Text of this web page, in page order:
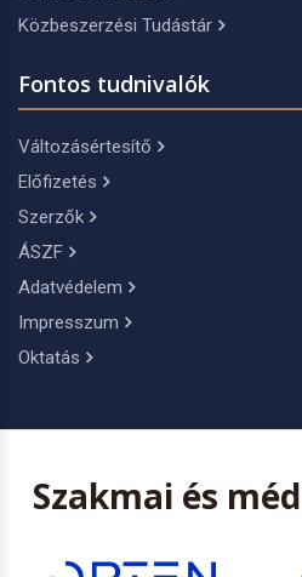
Közbeszerzési Tudástár
Fontos tudnivalók
Változásértesítő
Előfizetés
Szerzők
ÁSZF
Adatvédelem
Impresszum
Oktatás
Szakmai és